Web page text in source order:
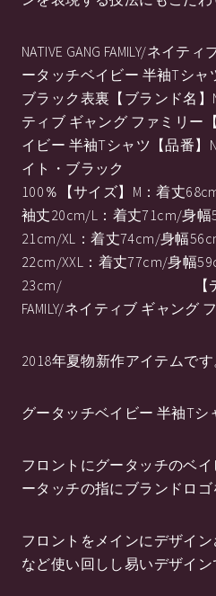
NATIVE GANG FAMILY/ネイテ
ータッチベイビー 半袖Tシャ
ブラック表裏【ブランド名】
ティブ ギャング ファミリー
イビー 半袖Tシャツ【品番】
イト・ブラック 【
100％【サイズ】M：着丈
袖丈20cm/L：着丈71cm/身
21cm/XL：着丈74cm/身幅
22cm/XXL：着丈77cm/身幅
23cm/ 【デザイン
FAMILY/ネイティブ ギャング
2018年夏物新作アイテムです
グータッチベイビー 半袖Tシ
フロントにグータッチのベ
ータッチの指にブランドロゴ
フロントをメインにデザイ
など使い回しし易いデザイン